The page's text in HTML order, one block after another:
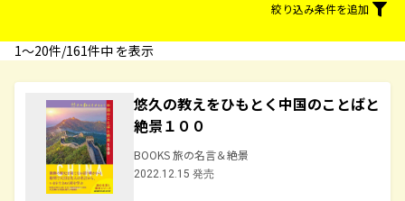
絞り込み条件を追加
1〜20件/161件中 を表示
悠久の教えをひもとく中国のことばと
絶景１００
BOOKS 旅の名言＆絶景
2022.12.15 発売